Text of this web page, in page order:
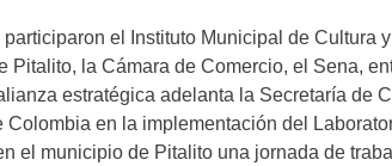
participaron el Instituto Municipal de Cultura
Pitalito, la Cámara de Comercio, el Sena,
estratégica adelanta la Secretaría de
Colombia en la implementación del
el municipio de Pitalito una jornada de